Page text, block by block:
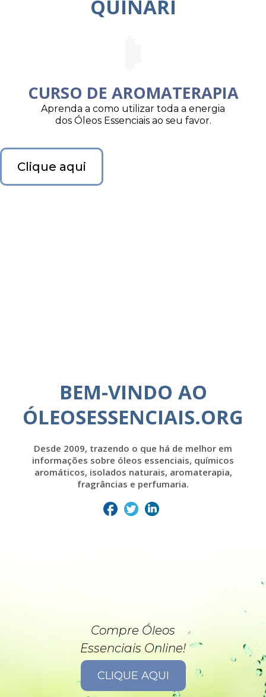
QUINARI
CURSO DE AROMATERAPIA
Aprenda a como utilizar toda a energia
dos Óleos Essenciais ao seu favor.
Clique aqui
BEM-VINDO AO
ÓLEOSESSENCIAIS.ORG
Desde 2009, trazendo o que há de melhor em
informações sobre óleos essenciais, químicos
aromáticos, isolados naturais, aromaterapia,
fragrâncias e perfumaria.
Compre Óleos
Essenciais Online!
CLIQUE AQUI